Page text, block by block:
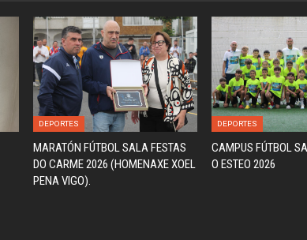
DEPORTES
MARATÓN FÚTBOL SALA FESTAS
DO CARME 2026 (HOMENAXE XOEL
PENA VIGO).
DEPORTES
CAMPUS FÚTBOL
O ESTEO 2026